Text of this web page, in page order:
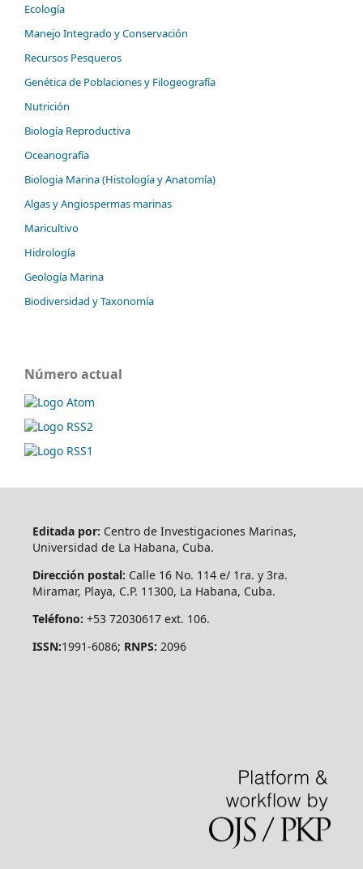
Ecología
Manejo Integrado y Conservación
Recursos Pesqueros
Genética de Poblaciones y Filogeografía
Nutrición
Biología Reproductiva
Oceanografía
Biologia Marina (Histología y Anatomía)
Algas y Angiospermas marinas
Maricultivo
Hidrología
Geología Marina
Biodiversidad y Taxonomía
Número actual
Editada por: Centro de Investigaciones Marinas,
Universidad de La Habana, Cuba.
Dirección postal: Calle 16 No. 114 e/ 1ra. y 3ra.
Miramar, Playa, C.P. 11300, La Habana, Cuba.
Teléfono: +53 72030617 ext. 106.
ISSN:1991-6086; RNPS: 2096